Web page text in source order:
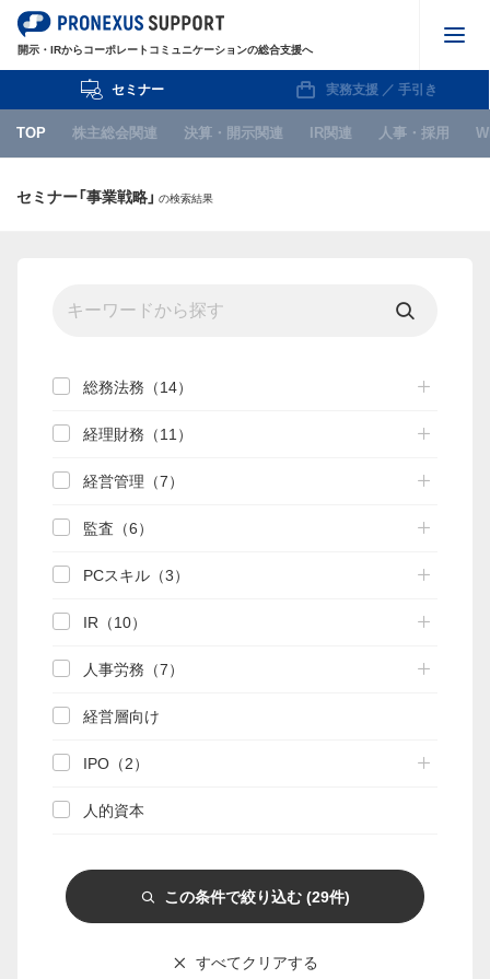
開示・IRからコーポレートコミュニケーションの総合支援へ
決算・開示関連
IR関連
お知らせ
セミナー
PRONEXUS SUPPORTの使い方
実務支援機能
実務支援DB
Webゼミプレミアム
TOP 株主総会関連 決算・開示関連 IR関連 人事・採用
セミナー 実務支援 ／ 手引き
セミナー「事業戦略」 の検索結果
総務法務（14）
経理財務（11）
経営管理（7）
監査（6）
PCスキル（3）
IR（10）
人事労務（7）
経営層向け
IPO（2）
人的資本
この条件で絞り込む (29件)
すべてクリアする